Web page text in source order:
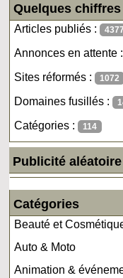
Quelques
Articles publiés : 4377
Annonces en attente
Sites réformés : 1072
Domaines fusillés :
Catégories : 114
Publicité
Catégories
Beauté et
Auto & Moto
Animation &